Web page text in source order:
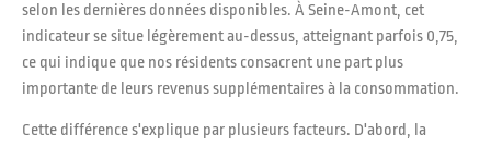
selon les dernières données disponibles. À Seine-Amont, cet
indicateur se situe légèrement au-dessus, atteignant parfois 0,75,
ce qui indique que nos résidents consacrent une part plus
importante de leurs revenus supplémentaires à la consommation.
Cette différence s'explique par plusieurs facteurs. D'abord, la